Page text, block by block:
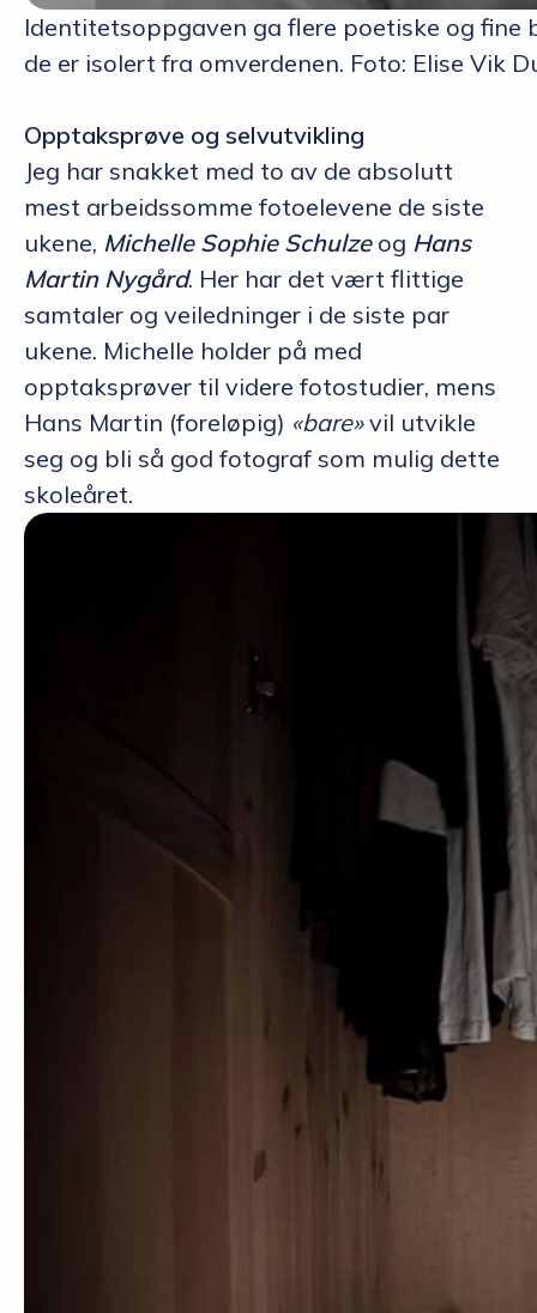
Identitetsoppgaven ga flere poetiske og fine
de er isolert fra omverdenen. Foto: Elise Vik
Opptaksprøve og selvutvikling
Jeg har snakket med to av de absolutt
mest arbeidssomme fotoelevene de siste
ukene, Michelle Sophie Schulzeog Hans
MartinNygård. Her har det vært flittige
samtaler og veiledninger i de siste par
ukene. Michelle holder på med
opptaksprøver til videre fotostudier, mens
Hans Martin (foreløpig) «bare»vil utvikle
seg og bli så god fotograf som mulig dette
skoleåret.